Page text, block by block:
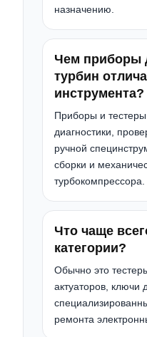
назначению.
Чем приборы
турбин
инструмента?
Приборы и
диагностики,
ручной
сборки и
турбокомпрессора.
Что чаще
категории?
Обычно это
актуаторов, ключи
ремонта